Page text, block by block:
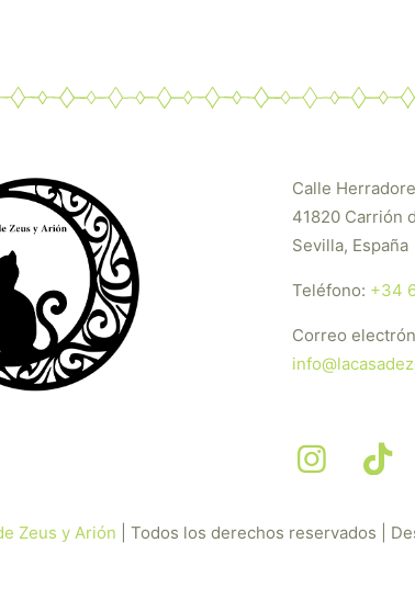
Calle
41820 Carrión
Sevilla, España
Teléfono: +34
Correo
Zeus y Arión | Todos los derechos reservados |